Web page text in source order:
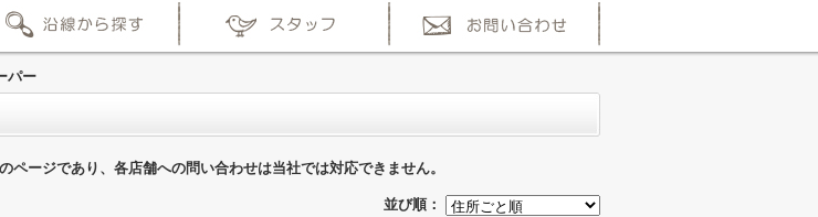
パー
ページであり、各店舗への問い合わせは当社では対応できません。
並び順：